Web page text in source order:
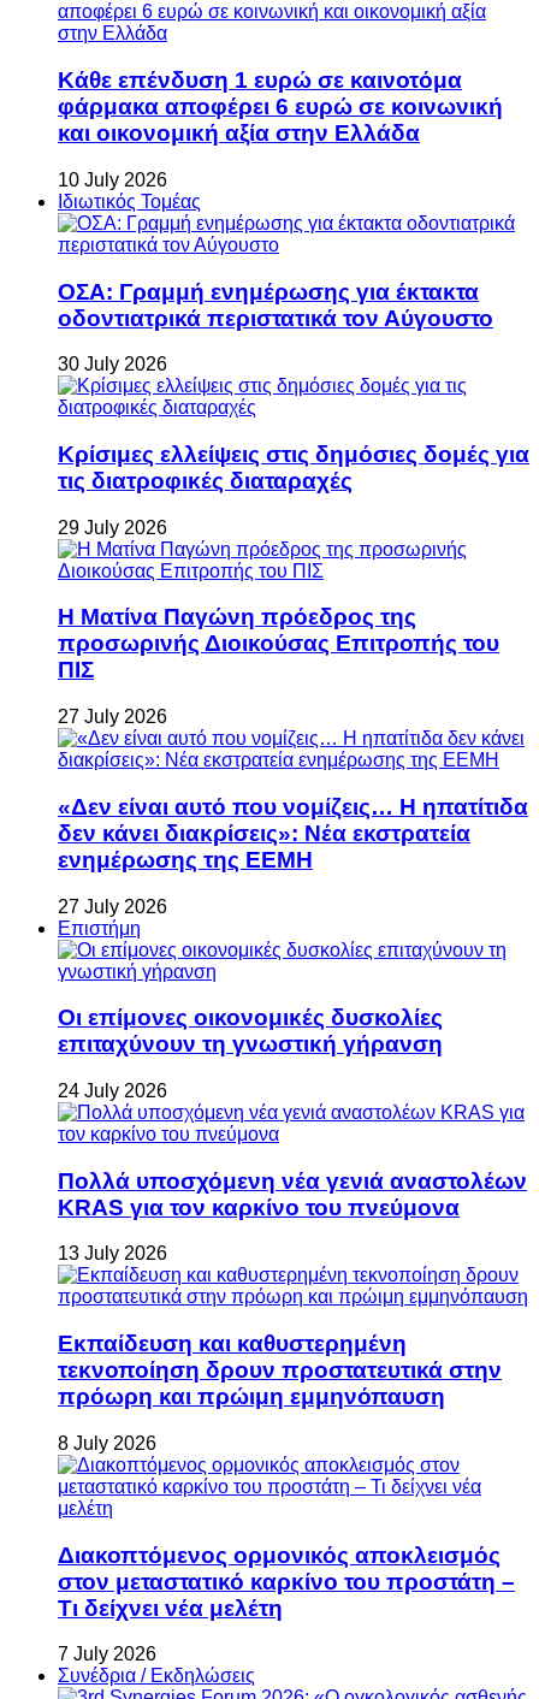
Κάθε επένδυση 1 ευρώ σε καινοτόμα
φάρμακα αποφέρει 6 ευρώ σε κοινωνική
και οικονομική αξία στην Ελλάδα
10 July 2026
Ιδιωτικός Τομέας
ΟΣΑ: Γραμμή ενημέρωσης για έκτακτα
οδοντιατρικά περιστατικά τον Αύγουστο
30 July 2026
Κρίσιμες ελλείψεις στις δημόσιες δομές για
τις διατροφικές διαταραχές
29 July 2026
Η Ματίνα Παγώνη πρόεδρος της
προσωρινής Διοικούσας Επιτροπής του
ΠΙΣ
27 July 2026
«Δεν είναι αυτό που νομίζεις… Η ηπατίτιδα
δεν κάνει διακρίσεις»: Νέα εκστρατεία
ενημέρωσης της ΕΕΜΗ
27 July 2026
Επιστήμη
Οι επίμονες οικονομικές δυσκολίες
επιταχύνουν τη γνωστική γήρανση
24 July 2026
Πολλά υποσχόμενη νέα γενιά αναστολέων
KRAS για τον καρκίνο του πνεύμονα
13 July 2026
Εκπαίδευση και καθυστερημένη
τεκνοποίηση δρουν προστατευτικά στην
πρόωρη και πρώιμη εμμηνόπαυση
8 July 2026
Διακοπτόμενος ορμονικός αποκλεισμός
στον μεταστατικό καρκίνο του προστάτη –
Τι δείχνει νέα μελέτη
7 July 2026
Συνέδρια / Εκδηλώσεις